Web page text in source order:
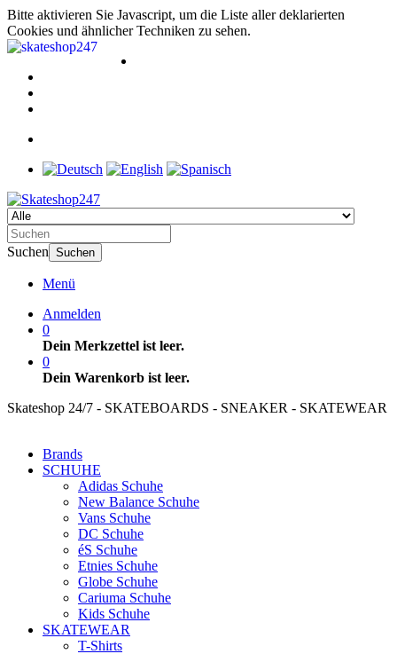
Bitte aktivieren Sie Javascript, um die Liste aller deklarierten
Cookies und ähnlicher Techniken zu sehen.
Suchen Suchen
Menü
Anmelden
0
Dein Merkzettel ist leer.
0
Dein Warenkorb ist leer.
Skateshop 24/7 - SKATEBOARDS - SNEAKER - SKATEWEAR
Brands
SCHUHE
Adidas Schuhe
New Balance Schuhe
Vans Schuhe
DC Schuhe
éS Schuhe
Etnies Schuhe
Globe Schuhe
Cariuma Schuhe
Kids Schuhe
SKATEWEAR
T-Shirts